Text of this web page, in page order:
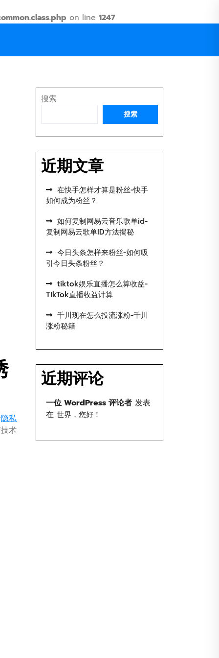
on line 1247
隐私
术
搜索
搜索
近期文章
在快手怎样才算是粉丝-快手
如何成为粉丝？
如何复制网易云音乐歌单id-
复制网易云歌单ID方法揭秘
今日头条怎样来粉丝-如何吸
引今日头条粉丝？
tiktok娱乐直播怎么算收益-
TikTok直播收益计算
千川现在怎么投流涨粉-千川
涨粉秘籍
近期评论
一位 WordPress 评论者 发表
在 世界，您好！